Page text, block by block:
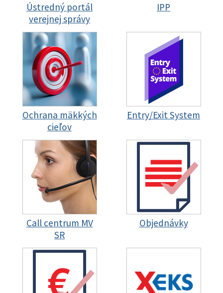
Ústredný portál
verejnej správy
IPP
Ochrana mäkkých
cieľov
Entry/Exit System
Call centrum MV
SR
Objednávky